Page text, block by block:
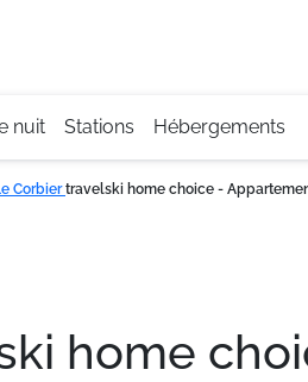
nuit Stations Hébergements
Corbiertravelski home choice -
home